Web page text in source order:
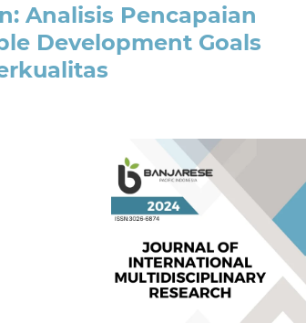
Analisis Pencapaian
Development Goals